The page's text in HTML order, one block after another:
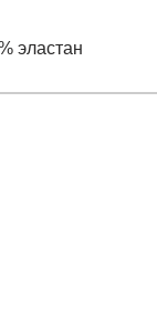
эластан
эластан
который